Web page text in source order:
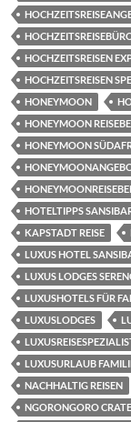
HOCHZEITSREISEN
HOCHZEITSREISEN
HONEYMOON
HONEYMOON
HONEYMOON
HOTELTIPPS
KAPSTADT REISE
LUXUS HOTEL
LUXUS LODGES
LUXUSHOTELS FÜR
LUXUSLODGES
LUXUSURLAUB
NACHHALTIG REISEN
NGORONGORO